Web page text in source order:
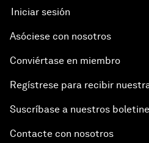
Iniciar sesión
Asóciese con nosotros
Conviértase en miembro
Regístrese para recibir
Suscríbase a nuestros
Contacte con nosotros